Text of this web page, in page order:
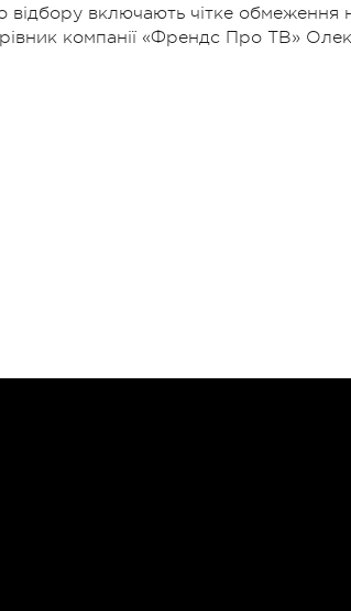
відбору включають чітке
компанії «Френдс Про ТВ»